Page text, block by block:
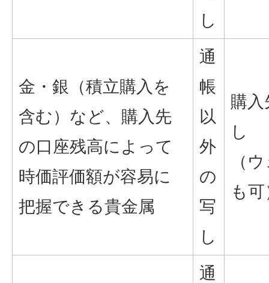
し
金・銀（積立購入を
含む）など、購入先
の口座残高によって
時価評価額が容易に
把握できる貴金属
通
帳
以
外
の
写
し
購入
し
（
も
通